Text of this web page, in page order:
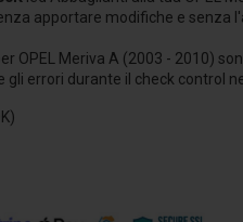
apportare modifiche e senza
OPEL Meriva A (2003 - 2010)
gli errori durante il check control